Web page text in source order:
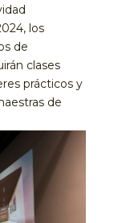
los
de
clases
prácticos y
de